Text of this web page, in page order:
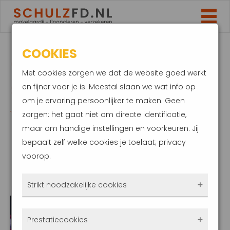
OVERZICHT
STEUNMAATREGELEN
VOOR KLEINE
(ZZP’ERS) EN GROTE
BEDRIJVEN
5 april 2020
COOKIES
Met cookies zorgen we dat de website goed werkt
en fijner voor je is. Meestal slaan we wat info op
om je ervaring persoonlijker te maken. Geen
zorgen: het gaat niet om directe identificatie,
maar om handige instellingen en voorkeuren. Jij
bepaalt zelf welke cookies je toelaat; privacy
voorop.
Strikt noodzakelijke cookies
Prestatiecookies